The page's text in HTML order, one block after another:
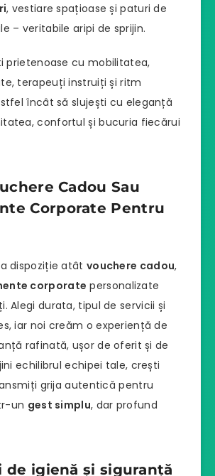
, vestiare spațioase și paturi de
– veritabile aripi de sprijin.
prietenoase cu mobilitatea,
terapeuți instruiți și ritm
încât să slujești cu eleganță
confortul și bucuria fiecărui
Cadou Sau
Corporate Pentru
dispoziție atât vouchere cadou,
corporate personalizate
Alegi durata, tipul de servicii și
iar noi creăm o experiență de
rafinată, ușor de oferit și de
echilibrul echipei tale, crești
grija autentică pentru
un gest simplu, dar profund
de igienă și siguranță